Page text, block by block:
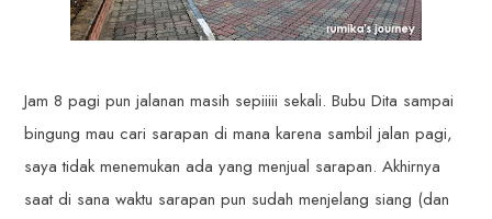
Jam 8 pagi pun jalanan masih sepiiiii sekali. Bubu Dita sampai
bingung mau cari sarapan di mana karena sambil jalan pagi,
saya tidak menemukan ada yang menjual sarapan. Akhirnya
saat di sana waktu sarapan pun sudah menjelang siang (dan